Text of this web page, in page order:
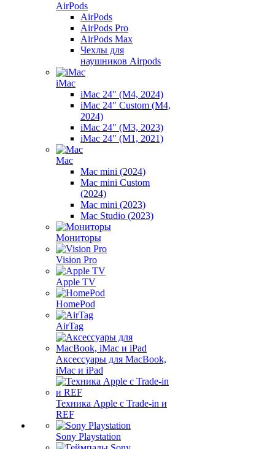
AirPods
AirPods
AirPods Pro
AirPods Max
Чехлы для
наушников Airpods
iMac
iMac 24" (M4, 2024)
iMac 24" Custom (M4,
2024)
iMac 24" (M3, 2023)
iMac 24" (M1, 2021)
Mac
Mac mini (2024)
Mac mini Custom
(2024)
Mac mini (2023)
Mac Studio (2023)
Мониторы
Vision Pro
Apple TV
HomePod
AirTag
Аксессуары для MacBook,
iMac и iPad
Техника Apple с Trade-in и
REF
Sony Playstation